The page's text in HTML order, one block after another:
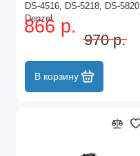
DS-4516, DS-5218, DS-5820
Denzel
866 р.
970 р.
В корзину